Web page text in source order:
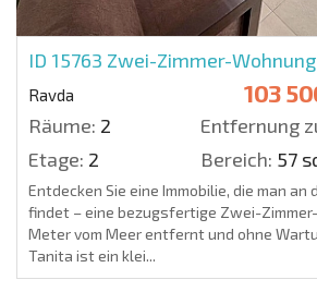
ID 15763 Zwei-Zimmer-
Ravda 103
Räume: 2 Entfernung
Etage: 2 Bereich: 57
Entdecken Sie eine Immobilie, die man
findet – eine bezugsfertige Zwei-
Meter vom Meer entfernt und ohne
Tanita ist ein klei...